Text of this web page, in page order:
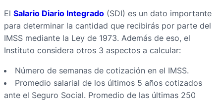
El Salario Diario Integrado (SDI) es un dato importante
para determinar la cantidad que recibirás por parte del
IMSS mediante la Ley de 1973. Además de eso, el
Instituto considera otros 3 aspectos a calcular:
Número de semanas de cotización en el IMSS.
Promedio salarial de los últimos 5 años cotizados
ante el Seguro Social. Promedio de las últimas 250